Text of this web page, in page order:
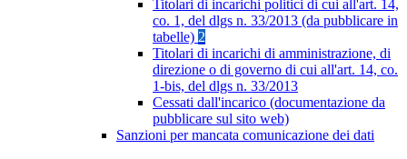
Titolari di incarichi politici di cui all'art. 14,
co. 1, del dlgs n. 33/2013 (da pubblicare in
tabelle) 2
Titolari di incarichi di amministrazione, di
direzione o di governo di cui all'art. 14, co.
1-bis, del dlgs n. 33/2013
Cessati dall'incarico (documentazione da
pubblicare sul sito web)
Sanzioni per mancata comunicazione dei dati